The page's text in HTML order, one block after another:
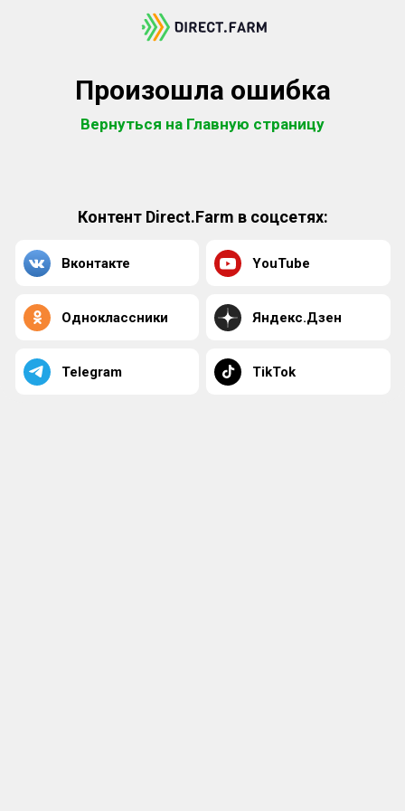
Произошла ошибка
Вернуться на Главную страницу
Контент Direct.Farm в соцсетях:
Вконтакте YouTube
Одноклассники Яндекс.Дзен
Telegram TikTok